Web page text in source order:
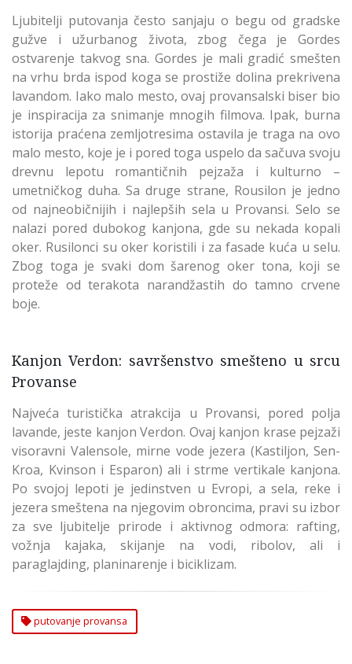
Ljubitelji putovanja često sanjaju o begu od gradske
gužve i užurbanog života, zbog čega je Gordes
ostvarenje takvog sna. Gordes je mali gradić smešten
na vrhu brda ispod koga se prostiže dolina prekrivena
lavandom. Iako malo mesto, ovaj provansalski biser bio
je inspiracija za snimanje mnogih filmova. Ipak, burna
istorija praćena zemljotresima ostavila je traga na ovo
malo mesto, koje je i pored toga uspelo da sačuva svoju
drevnu lepotu romantičnih pejzaža i kulturno –
umetničkog duha. Sa druge strane, Rousilon je jedno
od najneobičnijih i najlepših sela u Provansi. Selo se
nalazi pored dubokog kanjona, gde su nekada kopali
oker. Rusilonci su oker koristili i za fasade kuća u selu.
Zbog toga je svaki dom šarenog oker tona, koji se
proteže od terakota narandžastih do tamno crvene
boje.
Kanjon Verdon: savršenstvo smešteno u srcu
Provanse
Najveća turistička atrakcija u Provansi, pored polja
lavande, jeste kanjon Verdon. Ovaj kanjon krase pejzaži
visoravni Valensole, mirne vode jezera (Kastiljon, Sen-
Kroa, Kvinson i Esparon) ali i strme vertikale kanjona.
Po svojoj lepoti je jedinstven u Evropi, a sela, reke i
jezera smeštena na njegovim obroncima, pravi su izbor
za sve ljubitelje prirode i aktivnog odmora: rafting,
vožnja kajaka, skijanje na vodi, ribolov, ali i
paraglajding, planinarenje i biciklizam.
putovanje provansa